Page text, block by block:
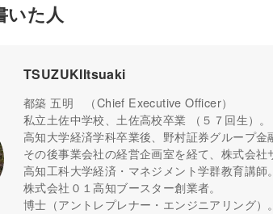
いた人
TSUZUKIItsuaki
都築 五明 （Chief Executive Officer）
私立土佐中学校、土佐高校卒業 （５７回生）。
高知大学経済学科卒業後、野村証券グループ金
その後事業会社の経営企画室を経て、株式会
高知工科大学経済・マネジメント学群教育講師。
株式会社０１高知ブースター創業者。
博士（アントレプレナー・エンジニアリング）